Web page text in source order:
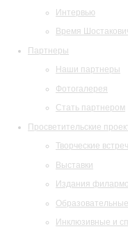
Интервью
Время
Партнеры
Наши партнеры
Фотогалерея
Стать партнером
Просветительские
Творческие
Выставки
Издания
Инклюзивные и